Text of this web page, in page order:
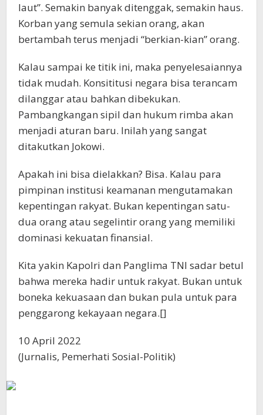
laut”. Semakin banyak ditenggak, semakin haus.
Korban yang semula sekian orang, akan
bertambah terus menjadi “berkian-kian” orang.
Kalau sampai ke titik ini, maka penyelesaiannya
tidak mudah. Konsititusi negara bisa terancam
dilanggar atau bahkan dibekukan.
Pambangkangan sipil dan hukum rimba akan
menjadi aturan baru. Inilah yang sangat
ditakutkan Jokowi.
Apakah ini bisa dielakkan? Bisa. Kalau para
pimpinan institusi keamanan mengutamakan
kepentingan rakyat. Bukan kepentingan satu-
dua orang atau segelintir orang yang memiliki
dominasi kekuatan finansial.
Kita yakin Kapolri dan Panglima TNI sadar betul
bahwa mereka hadir untuk rakyat. Bukan untuk
boneka kekuasaan dan bukan pula untuk para
penggarong kekayaan negara.[]
10 April 2022
(Jurnalis, Pemerhati Sosial-Politik)